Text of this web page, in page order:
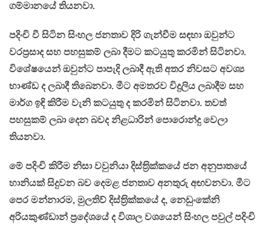
ගම්මානයේ තියනවා.
පදිංචි වී සිටින සිංහල ජනතාව දිරි ගැන්වීම සඳහා ඔවුන්ට
වරප‍්‍රසාද සහ පහසුකම් ලබා දීමට කටයුතු කරමින් සිටිනවා.
විශේෂයෙන් ඔවුන්ට පාපැදි ලබාදී ඇති අතර නිවසට අවශ්‍ය
භාණ්ඩ ද ලබාදී තිබෙනවා. මීට අමතරව විදුලිය ලබාදීම සහ
මාර්ග ඉඳි කිරීම වැනි කටයුතු ද කරමින් සිටිනවා. තවත්
පහසුකම් ලබා දෙන බවද නිළධාරින් පොරොන්දු වෙලා
තියනවා.
මේ පදිංචි කිරීම නිසා වවුනියා දිස්ත‍්‍රික්කයේ ජන අනුපාතයේ
හානියක් සිදුවන බව දෙමළ ජනතාව අනතුරු අඟවනවා. මීට
පෙර මන්නාරම, මුලතිව් දිස්ත‍්‍රික්කයේ ද, නෙඩුංකේනි
අරියකුණ්ඩාන් ප‍්‍රදේශයේ ද විශාල වශයෙන් සිංහල පවුල් පදිංචි